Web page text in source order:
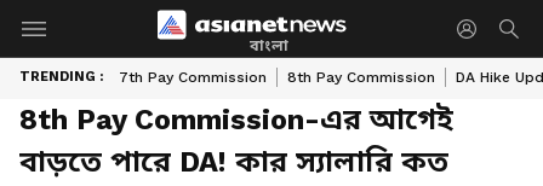
বাংলা
TRENDING : 7th Pay Commission 8th Pay Commission DA Hike
8th Pay Commission-এর আগেই
বাড়তে পারে DA! কার স্যালারি কত